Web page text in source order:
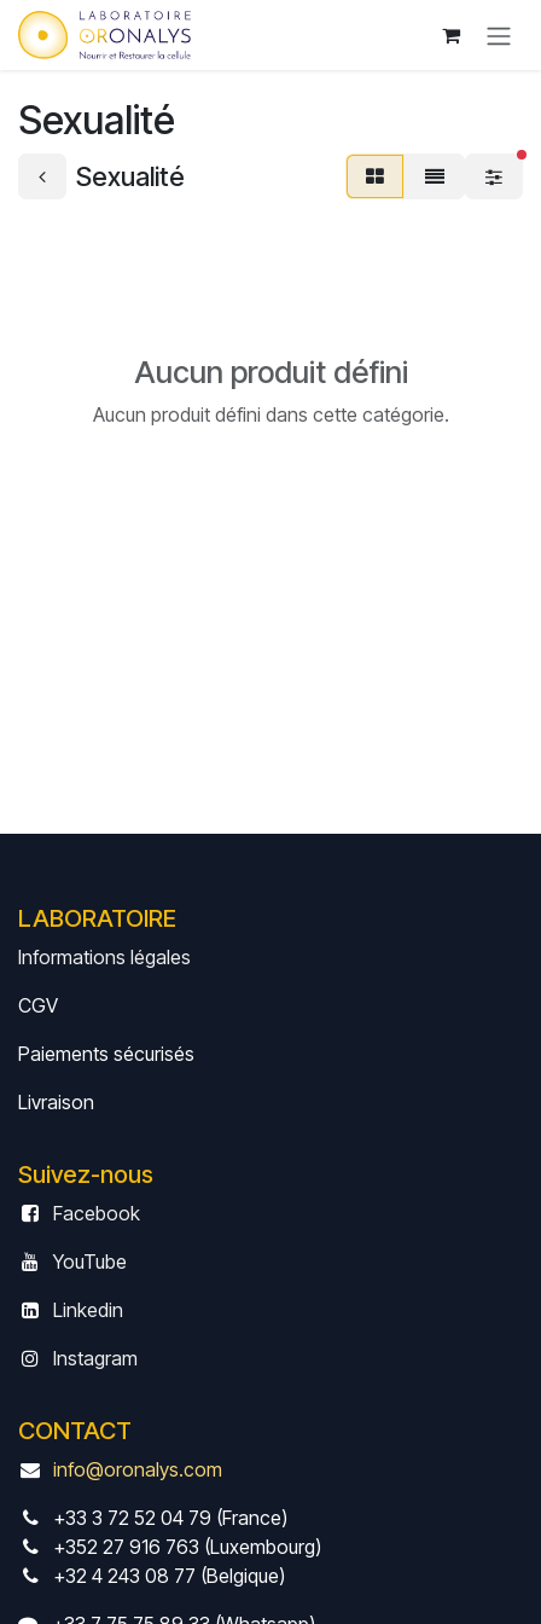
Se rendre au contenu
Sexualité
Sexualité
Aucun produit défini
Aucun produit défini dans cette catégorie.
LABORATOIRE
Informations légales
CGV
Paiements sécurisés
Livraison
Suivez-nous
Facebook
YouTube
Linkedin
Instagram
CONTACT
info@oronalys.com
+33 3 72 52 04 79 (France)
+352 27 916 763 (Luxembourg)
+32 4 243 08 77 (Belgique)